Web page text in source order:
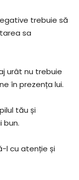
trebuie să
sa
urât nu trebuie
în prezența lui.
tău și
l cu atenție și